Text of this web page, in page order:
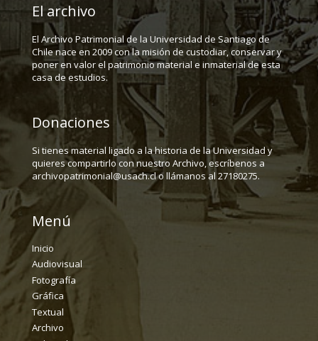
El archivo
El Archivo Patrimonial de la Universidad de Santiago de
Chile nace en 2009 con la misión de custodiar, conservar y
poner en valor el patrimonio material e inmaterial de esta
casa de estudios.
Donaciones
Si tienes material ligado a la historia de la Universidad y
quieres compartirlo con nuestro Archivo, escríbenos a
archivopatrimonial@usach.cl o llámanos al 27180275.
Menú
Inicio
Audiovisual
Fotografía
Gráfica
Textual
Archivo